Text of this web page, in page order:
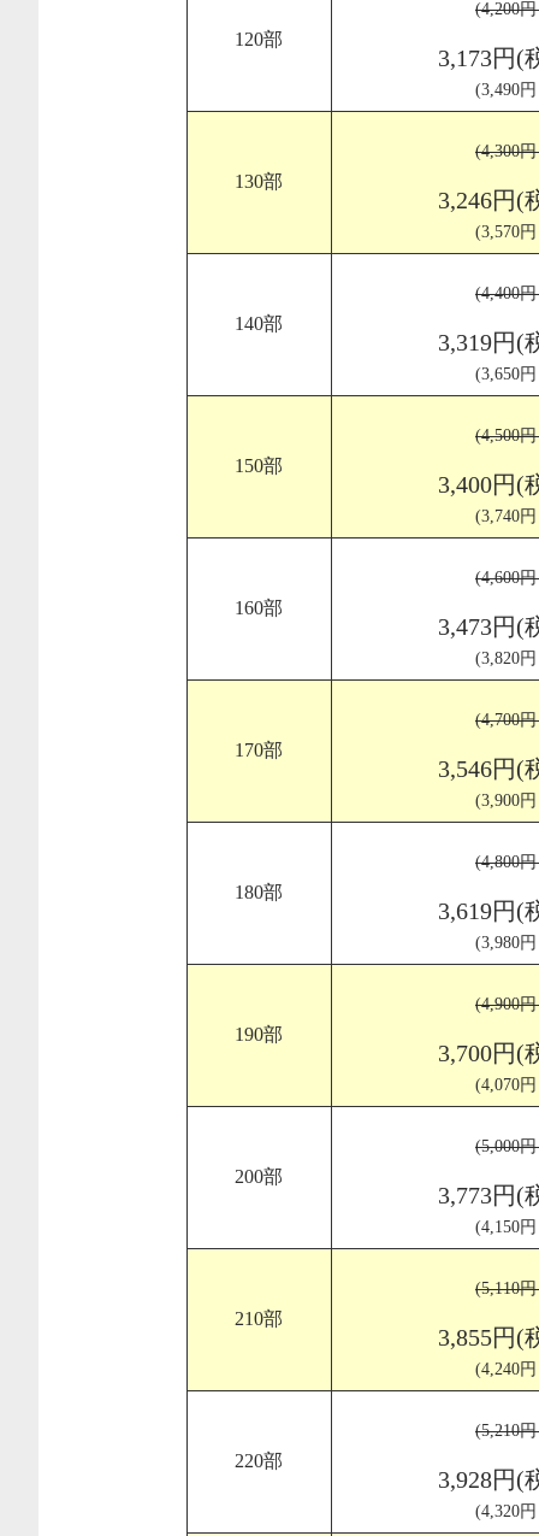
120部
(4,200
3,173円(
(3,490
130部
(4,300
3,246円(
(3,570
140部
(4,400
3,319円(
(3,650
150部
(4,500
3,400円(
(3,740
160部
(4,600
3,473円(
(3,820
170部
(4,700
3,546円(
(3,900
180部
(4,800
3,619円(
(3,980
190部
(4,900
3,700円(
(4,070
200部
(5,000
3,773円(
(4,150
210部
(5,110
3,855円(
(4,240
220部
(5,210
3,928円(
(4,320